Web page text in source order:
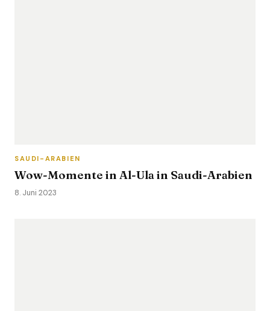
SAUDI-ARABIEN
Wow-Momente in Al-Ula in Saudi-Arabien
8. Juni 2023